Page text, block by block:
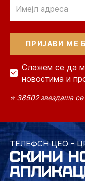
Слажем се да
новостима и
⭐ 38502 звездаша
ТЕЛЕФОН ЦЕО -
СКИНИ